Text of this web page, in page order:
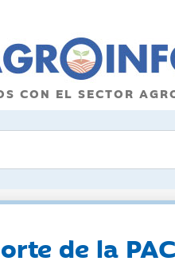
CON EL SECTOR
de la